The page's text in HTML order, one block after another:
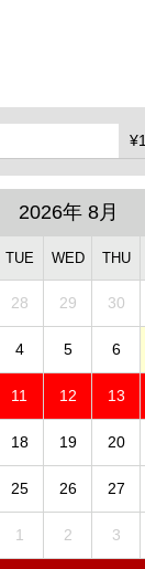
2026年 8月
TUE WED THU
28 29 30
4 5 6
11 12 13
18 19 20
25 26 27
1 2 3